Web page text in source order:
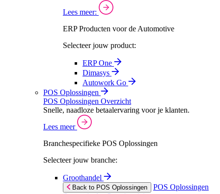
Lees meer:
ERP Producten voor de Automotive
Selecteer jouw product:
ERP One
Dimasys
Autowork Go
POS Oplossingen
POS Oplossingen Overzicht
Snelle, naadloze betaalervaring voor je klanten.
Lees meer
Branchespecifieke POS Oplossingen
Selecteer jouw branche:
Groothandel
Back to POS Oplossingen
POS Oplossingen